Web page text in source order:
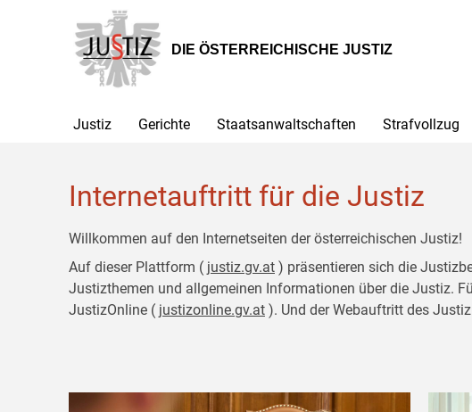
Hauptnavigation
[1]
Inhalt
[2]
DIE ÖSTERREICHISCHE JUSTIZ
Justiz Gerichte Staatsanwaltschaften Strafvollzug
Internetauftritt für die Justiz
Willkommen auf den Internetseiten der österreichischen Justiz!
Auf dieser Plattform ( justiz.gv.at ) präsentieren sich die
Justizthemen und allgemeinen Informationen über die Justiz.
JustizOnline ( justizonline.gv.at ). Und der Webauftritt des